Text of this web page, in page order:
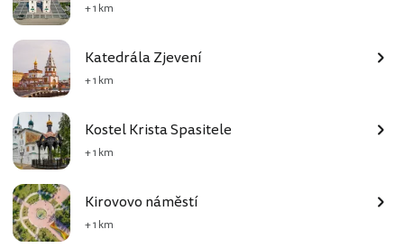
+ 1 km
Katedrála Zjevení
+ 1 km
Kostel Krista Spasitele
+ 1 km
Kirovovo náměstí
+ 1 km